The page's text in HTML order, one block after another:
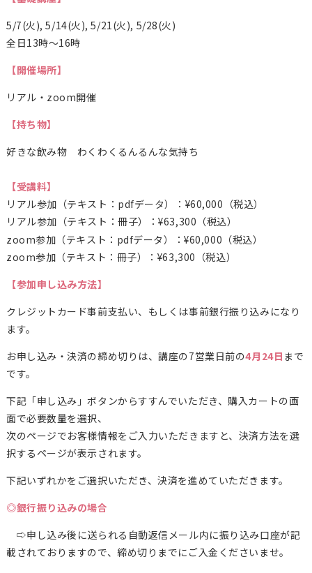
5/7(火), 5/14(火), 5/21(火), 5/28(火)
全日13時～16時
【開催場所】
リアル・zoom開催
【持ち物】
好きな飲み物 わくわくるんるんな気持ち
【受講料】
リアル参加（テキスト：pdfデータ）：¥60,000（税込）
リアル参加（テキスト：冊子）：¥63,300（税込）
zoom参加（テキスト：pdfデータ）：¥60,000（税込）
zoom参加（テキスト：冊子）：¥63,300（税込）
【参加申し込み方法】
クレジットカード事前支払い、もしくは事前銀行振り込みになり
ます。
お申し込み・決済の締め切りは、講座の7営業日前の4月24日 まで
です。
下記「申し込み」ボタンからすすんでいただき、購入カートの画
面で必要数量を選択、
次のページでお客様情報をご入力いただきますと、決済方法を選
択するページが表示されます。
下記いずれかをご選択いただき、決済を進めていただきます。
◎銀行振り込みの場合
⇨申し込み後に送られる自動返信メール内に振り込み口座が記
載されておりますので、締め切りまでにご入金くださいませ。